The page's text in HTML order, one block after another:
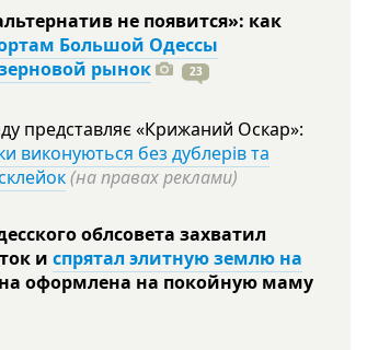
не появится»: как
Большой Одессы
рынок
23
представляє «Крижаний Оскар»:
виконуються без дублерів та
(на правах реклами)
облсовета захватил
и спрятал элитную землю на
оформлена на покойную маму